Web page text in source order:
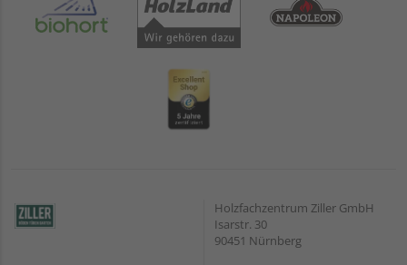
Holzfachzentrum Ziller GmbH
Isarstr. 30
90451 Nürnberg